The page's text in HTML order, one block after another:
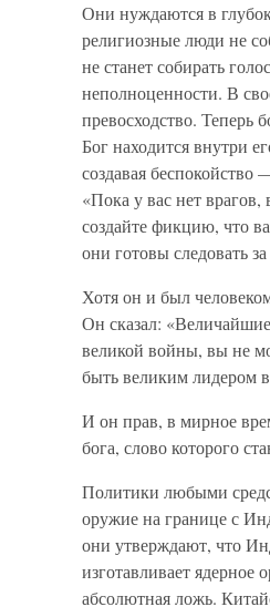
Они нуждаются в
религиозные люди не
не станет собирать
неполноценности. В
превосходство. Теперь
Бог находится внутри
создавая
«Пока у вас нет
создайте фикцию, что
они готовы следовать
Хотя он и был
Он сказал:
великой войны, вы не
быть великим лидером
И он прав, в мирное
бога, слово которого
Политики любыми
оружие на границе с
они утверждают, что
изготавливает
абсолютная ложь.